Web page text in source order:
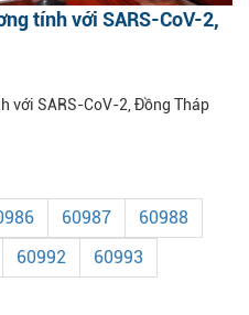
tính với SARS-CoV-2,
với SARS-CoV-2, Đồng Tháp
60987
60988
60992
60993